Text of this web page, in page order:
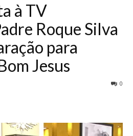
à TV
Roque Silva
para
Jesus
0